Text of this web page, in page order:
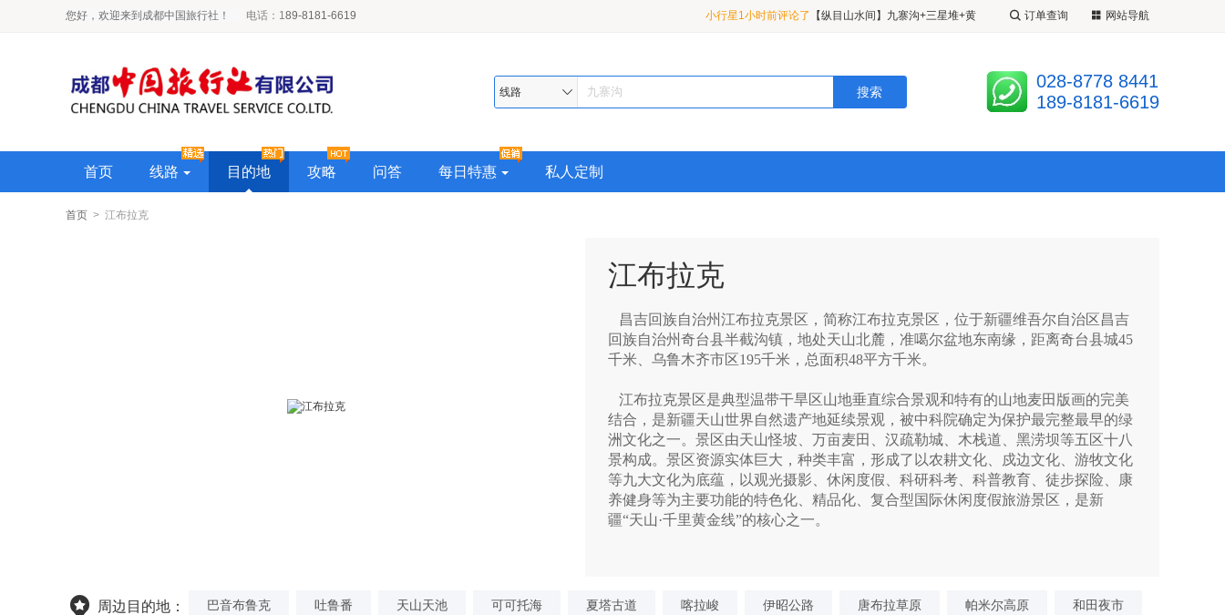
您好，欢迎来到成都中国旅行社！ 电话 ：189-8181-6619 订单查询 网站导航
小行星1小时前评论了 【纵目山水间】九寨沟+三星堆+黄
九寨•黄龙•熊猫乐园或都江堰•松州古城•定制 2+1 带腿拖
超级座驾•品质纯玩>精华 3 日游 A 线九黄熊/B 线九黄都
漠河2小时前评论了【九寨姑娘】 <九寨•黄龙•四姑娘山•
熊猫乐园或都江堰•2-8 人 VIP 小团•半自由车拼车>半自
线路
028-8778 8441
189-8181-6619
首页 线路 目的地 攻略 问答 每日特惠 私人定制
首页 > 江布拉克
江布拉克
昌吉回族自治州江布拉克景区，简称江布拉克景区，位于新疆维吾尔自治区昌吉
回族自治州奇台县半截沟镇，地处天山北麓，准噶尔盆地东南缘，距离奇台县城45
千米、乌鲁木齐市区195千米，总面积48平方千米。
江布拉克景区是典型温带干旱区山地垂直综合景观和特有的山地麦田版画的完美
结合，是新疆天山世界自然遗产地延续景观，被中科院确定为保护最完整最早的绿
洲文化之一。景区由天山怪坡、万亩麦田、汉疏勒城、木栈道、黑涝坝等五区十八
景构成。景区资源实体巨大，种类丰富，形成了以农耕文化、戍边文化、游牧文化
等九大文化为底蕴，以观光摄影、休闲度假、科研科考、科普教育、徒步探险、康
养健身等为主要功能的特色化、精品化、复合型国际休闲度假旅游景区，是新
疆“天山·千里黄金线”的核心之一。
周边目的地： 巴音布鲁克 吐鲁番 天山天池 可可托海 夏塔古道 喀拉峻 伊昭公路 唐布拉草原 帕米尔高原 和田夜市